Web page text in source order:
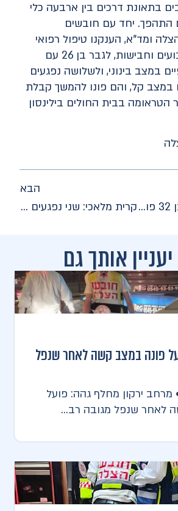
בתאונת דרכים בין ארבעה כלי
יחד עם חובשים
ומד"א, הענקנו טיפול רפואי
ראשוני הכולל קיבועים וחבישות, לגבר בן 26 עם
במצב בינוני, ולשלושה נפגעים
במצב קל, והם פונו להמשך קבלת
הטראומה בבית החולים בילינסון
הוד השרון: גבר בן 32 פונה במצב בינוני לאחר שרכב עלה באש
הבא
קרית מלאכי: שני נפגעים פונו במצב קשה ובינוני לאחר תאונת דרכים
אותך גם
פונה במצב קשה לאחר שנפל
מרחב ירקון מחלף גהה: פועל
לאחר שנפל מגובה רב...